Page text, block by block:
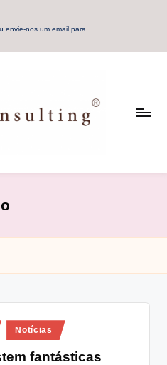
envie-nos um email para
Notícias
fantásticas